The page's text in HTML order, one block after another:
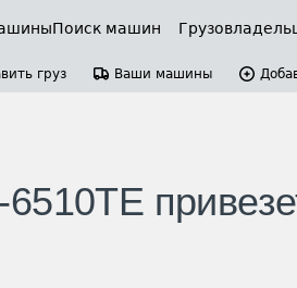
Поиск машин
груз Ваши машины